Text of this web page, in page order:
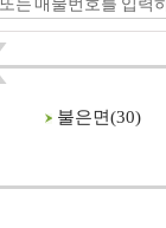
불은면(30)